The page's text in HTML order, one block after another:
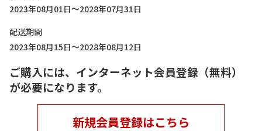
2023年08月01日～2028年07月31日
配送期間
2023年08月15日～2028年08月12日
ご購入には、インターネット会員登録（無料）
が必要になります。
新規会員登録はこちら